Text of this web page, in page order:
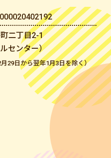
二丁目2-1
センター）
29日から翌年1月3日を除く）